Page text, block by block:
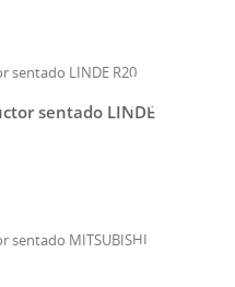
sentado LINDE